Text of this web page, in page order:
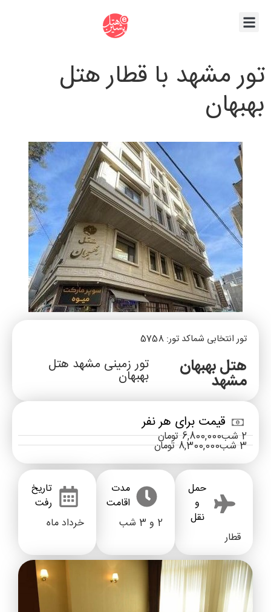
تور مشهد با قطار هتل
بهبهان
تور انتخابی شماکد تور: 5758
هتل بهبهان
مشهد
تور زمینی مشهد هتل
بهبهان
قیمت برای هر نفر
2 شب 6,800,000 تومان
3 شب 8,300,000 تومان
حمل
و
نقل
قطار
مدت
اقامت
2 و 3 شب
تاریخ
رفت
خرداد ماه